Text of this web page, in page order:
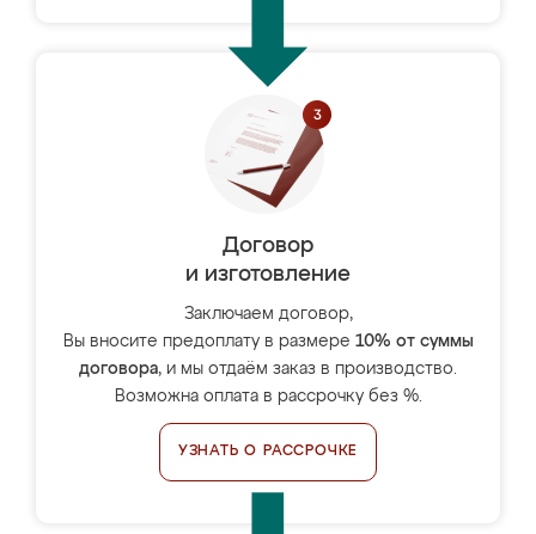
Договор
и изготовление
Заключаем договор,
Вы вносите предоплату в размере 10% от суммы
договора, и мы отдаём заказ в производство.
Возможна оплата в рассрочку без %.
УЗНАТЬ О РАССРОЧКЕ